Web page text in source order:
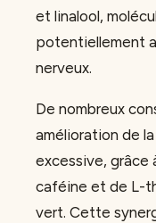
et linalool,
potentiellement
nerveux.
De nombreux
amélioration de
excessive, grâce
caféine et de L-
vert. Cette